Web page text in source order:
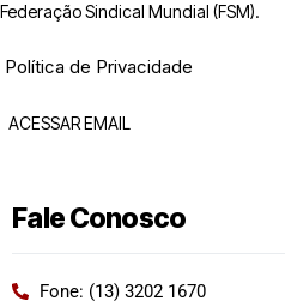
Federação Sindical Mundial (FSM).
Política de Privacidade
ACESSAR EMAIL
Fale Conosco
Fone: (13) 3202 1670